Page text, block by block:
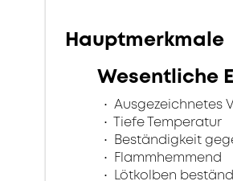
Hauptmerkmale
Wesentliche
Ausgezeichnetes
Tiefe Temperatur
Beständigkeit
Flammhemmend
Lötkolben